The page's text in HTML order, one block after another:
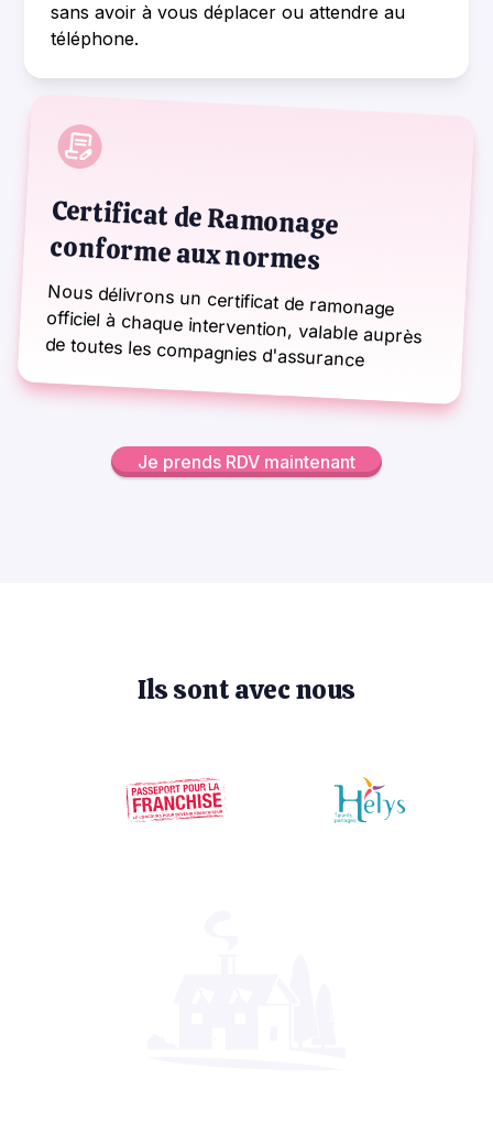
sans avoir à vous déplacer ou attendre au
téléphone.
Certificat de Ramonage
conforme aux normes
Nous délivrons un certificat de ramonage
officiel à chaque intervention, valable auprès
de toutes les compagnies d'assurance
Je prends RDV maintenant
Ils sont avec nous